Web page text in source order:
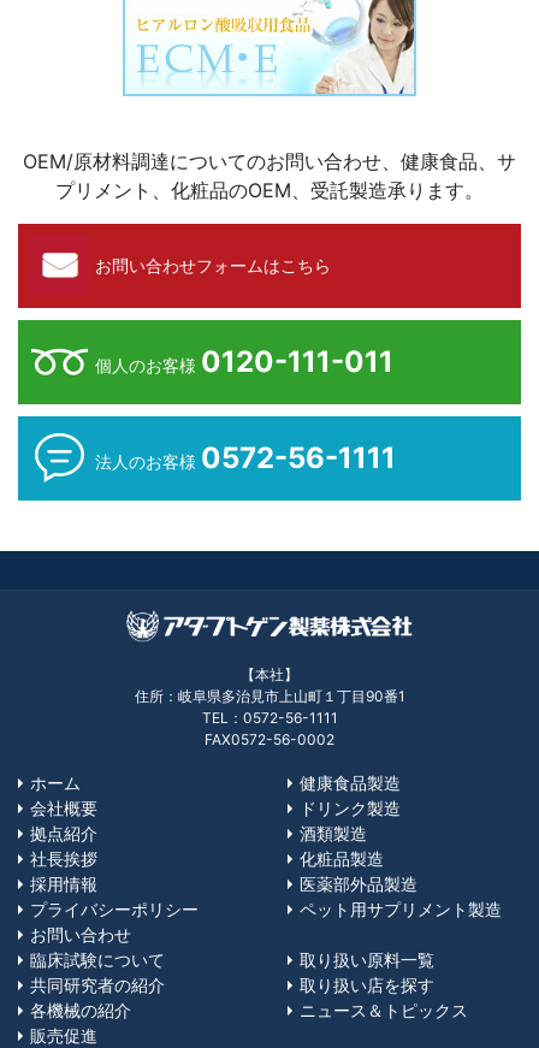
OEM/原材料調達についてのお問い合わせ、健康食品、サ
プリメント、化粧品のOEM、受託製造承ります。
お問い合わせフォームはこちら
個人のお客様 0120-111-011
法人のお客様 0572-56-1111
【本社】
住所：岐阜県多治見市上山町１丁目90番1
TEL：0572-56-1111
FAX0572-56-0002
ホーム
会社概要
拠点紹介
社長挨拶
採用情報
プライバシーポリシー
お問い合わせ
健康食品製造
ドリンク製造
酒類製造
化粧品製造
医薬部外品製造
ペット用サプリメント製造
臨床試験について
共同研究者の紹介
各機械の紹介
販売促進
取り扱い原料一覧
取り扱い店を探す
ニュース＆トピックス